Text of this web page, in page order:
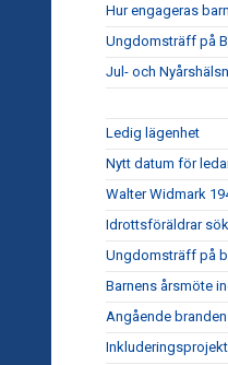
Hur engageras
Ungdomsträff på
Jul- och
Ledig lägenhet
Nytt datum för
Walter Widmark
Idrottsföräldrar
Ungdomsträff på
Barnens årsmöte
Angående